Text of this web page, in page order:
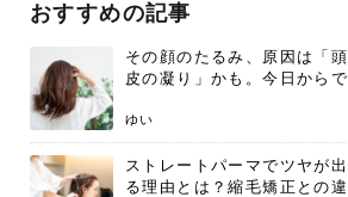
おすすめの記事
その顔のたるみ、原因は「頭
皮の凝り」かも。今日からで
サージ
ゆい
ストレートパーマでツヤが出
る理由とは？縮毛矯正との違